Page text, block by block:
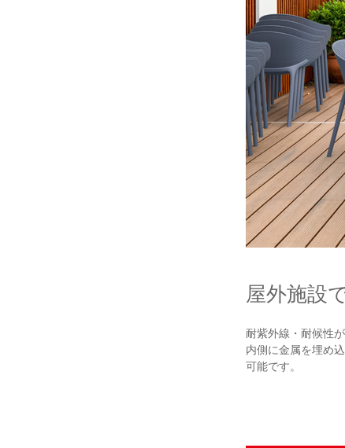
屋外施設
耐紫外線・耐候性
内側に金属を埋め
可能です。